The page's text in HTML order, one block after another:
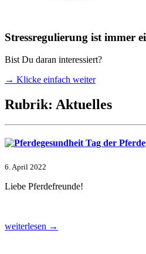
Stressregulierung ist immer
Bist Du daran interessiert?
→ Klicke einfach weiter
Rubrik: Aktuelles
Tag der
6. April 2022
Liebe Pferdefreunde!
weiterlesen →